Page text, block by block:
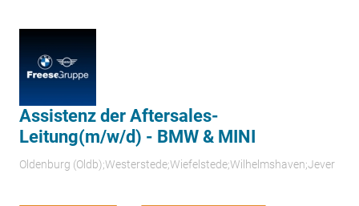
Assistenz der Aftersales-
Leitung(m/w/d) - BMW & MINI
Oldenburg (Oldb);Westerstede;Wiefelstede;Wilhelmshaven;Jever